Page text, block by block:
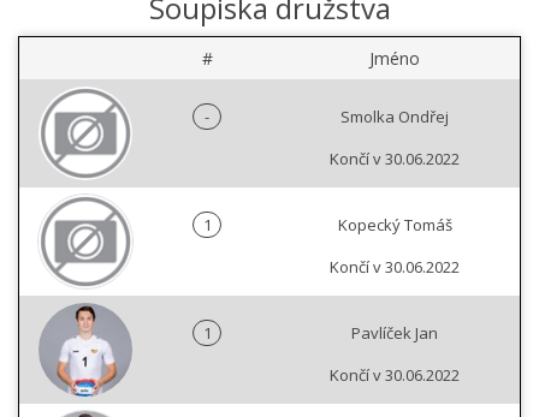
Soupiska družstva
# Jméno
-
Smolka Ondřej
Končí v 30.06.2022
1
Kopecký Tomáš
Končí v 30.06.2022
1
Pavlíček Jan
Končí v 30.06.2022